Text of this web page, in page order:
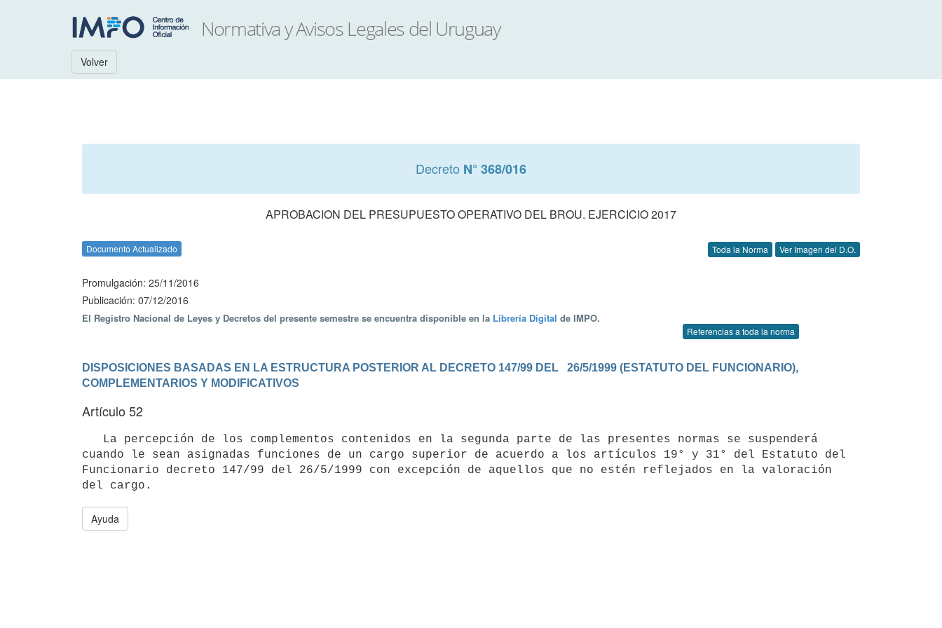
Volver
Decreto N° 368/016
APROBACION DEL PRESUPUESTO OPERATIVO DEL BROU. EJERCICIO 2017
Documento Actualizado Toda la Norma Ver Imagen del D.O.
Promulgación: 25/11/2016
Publicación: 07/12/2016
El Registro Nacional de Leyes y Decretos del presente semestre se encuentra disponible en la Librería Digital de IMPO.
Referencias a toda la norma
DISPOSICIONES BASADAS EN LA ESTRUCTURA POSTERIOR AL DECRETO 147/99 DEL   26/5/1999 (ESTATUTO DEL FUNCIONARIO),
COMPLEMENTARIOS Y MODIFICATIVOS
Artículo 52
cuando le sean asignadas funciones de un cargo superior de acuerdo a los artículos 19° y 31° del Estatuto del
Funcionario decreto 147/99 del 26/5/1999 con excepción de aquellos que no estén reflejados en la valoración
Ayuda